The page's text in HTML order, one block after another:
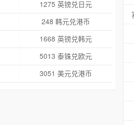
1275 英镑兑日元
248 韩元兑港币
1668 英镑兑韩元
5013 泰铢兑欧元
3051 美元兑港币